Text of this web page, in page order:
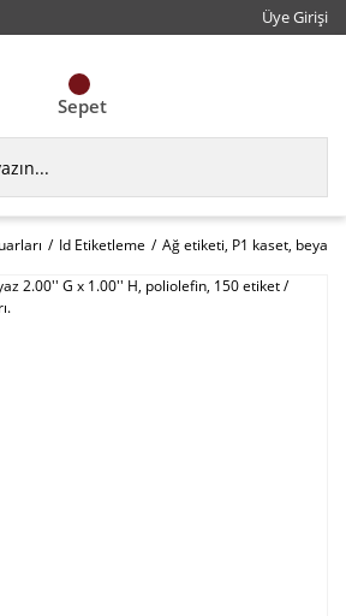
Üye Girişi
Sepet
Id Etiketleme Ağ etiketi, P1 kaset, beyaz